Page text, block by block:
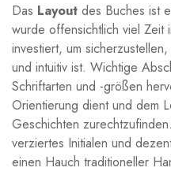
Das Layout des Buches ist
wurde offensichtlich⁤ viel ⁢Zeit
investiert, um
und ⁢intuitiv ist. Wichtige
Schriftarten und -größen
Orientierung dient und dem
Geschichten
verziertes Initialen und
einen Hauch traditioneller